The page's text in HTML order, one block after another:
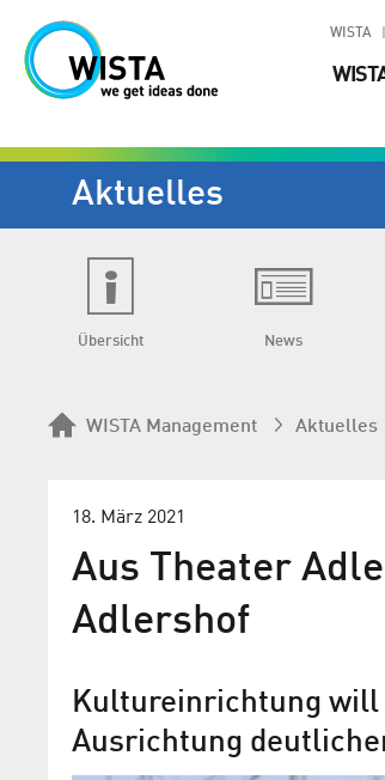
WISTA
Aktuelles
Übersicht News
WISTA Management Aktuelles
18. März 2021
Aus Theater
Adlershof
Kultureinrichtung will
Ausrichtung